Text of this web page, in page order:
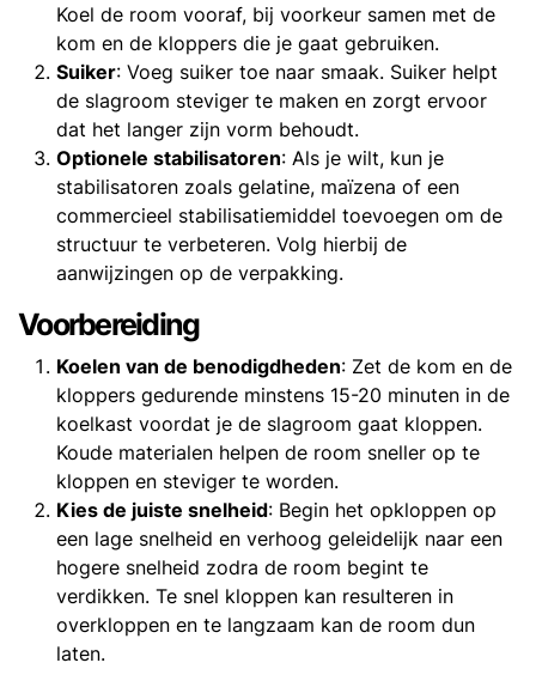
Koel de room vooraf, bij voorkeur samen met de
kom en de kloppers die je gaat gebruiken.
Suiker: Voeg suiker toe naar smaak. Suiker helpt
de slagroom steviger te maken en zorgt ervoor
dat het langer zijn vorm behoudt.
Optionele stabilisatoren: Als je wilt, kun je
stabilisatoren zoals gelatine, maïzena of een
commercieel stabilisatiemiddel toevoegen om de
structuur te verbeteren. Volg hierbij de
aanwijzingen op de verpakking.
Voorbereiding
Koelen van de benodigdheden: Zet de kom en de
kloppers gedurende minstens 15-20 minuten in de
koelkast voordat je de slagroom gaat kloppen.
Koude materialen helpen de room sneller op te
kloppen en steviger te worden.
Kies de juiste snelheid: Begin het opkloppen op
een lage snelheid en verhoog geleidelijk naar een
hogere snelheid zodra de room begint te
verdikken. Te snel kloppen kan resulteren in
overkloppen en te langzaam kan de room dun
laten.